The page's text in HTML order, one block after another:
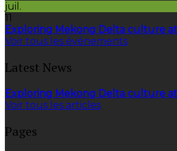
juil.
11
Exploring Mekong Delta culture
Voir tous les événements
Latest News
Exploring Mekong Delta culture
Voir tous les articles
Pages